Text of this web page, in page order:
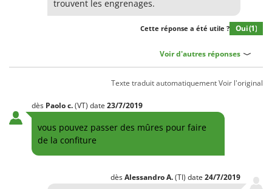
trouvent les engrenages.
Cette réponse a été utile ? Oui(1)
Voir d'autres réponses
Texte traduit automatiquementVoir l'original
dès Paoloc.(VT) date 23/7/2019
vous pouvez passer des mûres pour faire
de la confiture
dèsAlessandroA.(TI) date 24/7/2019